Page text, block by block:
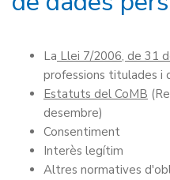
La Llei 7/2006, de 31
professions titulades i
Estatuts del CoMB
desembre)
Consentiment
Interès legítim
Altres normatives